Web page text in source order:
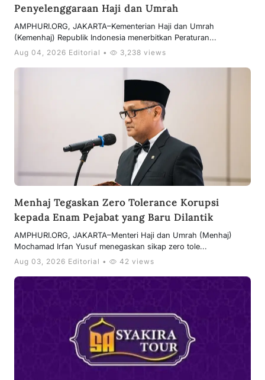
Penyelenggaraan Haji dan Umrah
AMPHURI.ORG, JAKARTA–Kementerian Haji dan Umrah
(Kemenhaj) Republik Indonesia menerbitkan Peraturan...
Aug 04, 2026 Editorial • 3,238 views
Menhaj Tegaskan Zero Tolerance Korupsi
kepada Enam Pejabat yang Baru Dilantik
AMPHURI.ORG, JAKARTA–Menteri Haji dan Umrah (Menhaj)
Mochamad Irfan Yusuf menegaskan sikap zero tole...
Aug 03, 2026 Editorial • 42 views